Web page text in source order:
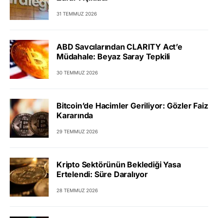
31 TEMMUZ 2026
ABD Savcılarından CLARITY Act’e
Müdahale: Beyaz Saray Tepkili
30 TEMMUZ 2026
Bitcoin’de Hacimler Geriliyor: Gözler Faiz
Kararında
29 TEMMUZ 2026
Kripto Sektörünün Beklediği Yasa
Ertelendi: Süre Daralıyor
28 TEMMUZ 2026